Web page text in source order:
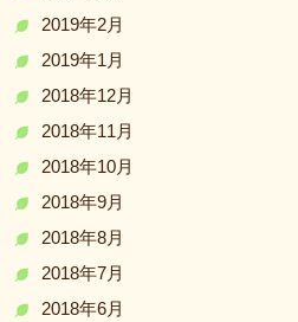
2019年2月
2019年1月
2018年12月
2018年11月
2018年10月
2018年9月
2018年8月
2018年7月
2018年6月